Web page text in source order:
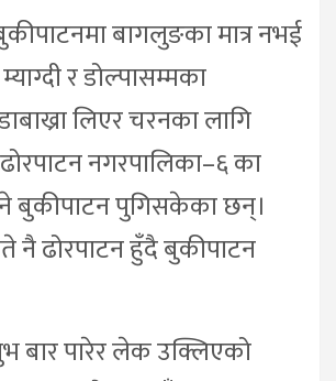
बागलुङका मात्र नभई
र डोल्पासम्मका
लिएर चरनका लागि
नगरपालिका–६ का
बुकीपाटन पुगिसकेका छन्।
ढोरपाटन हुँदै बुकीपाटन
बार पारेर लेक उक्लिएको